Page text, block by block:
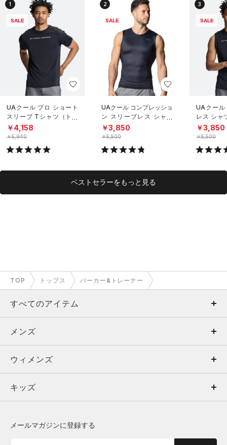
1
SALE
UAクール プロ ショート
スリーブ Tシャツ（トレ
ーニング/MEN）
￥4,158
￥5,940
2
SALE
UAクール コンプレッショ
ン スリーブレス シャツ
（トレーニング/MEN）
￥3,850
￥5,500
3
SALE
UAクール
レス シャ
グ/MEN）
￥3,850
￥5,500
ベストセラーをもっと見る
TOP トップス パーカー&トレーナー
すべてのアイテム
メンズ
ウィメンズ
キッズ
メンズ
トップス
ボトムス
ウィメンズ
トップス
キッズ
メールマガジンに登録する